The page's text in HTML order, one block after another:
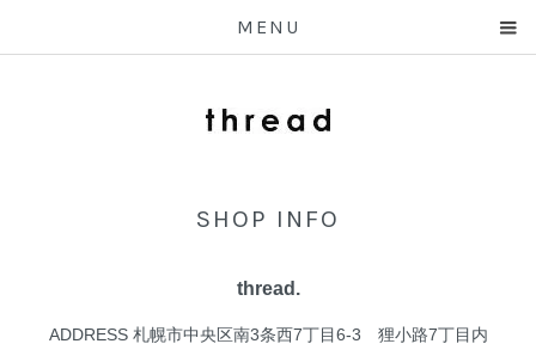
MENU
SHOP INFO
thread.
ADDRESS 札幌市中央区南3条西7丁目6-3 狸小路7丁目内